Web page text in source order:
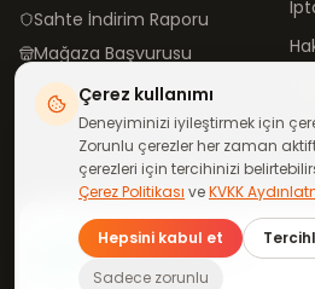
Sahte İndirim Raporu
Mağaza Başvurusu
©2026neindirimde.com ·
Tüm mağazalar
Çerez kullanımı
Deneyiminizi iyileştirmek için
Zorunlu çerezler her zaman
çerezleri için tercihinizi
Çerez Politikası veKVKK
Hepsini kabul et
Sadece zorunlu
Günün fırsatları
telefonuna gelsin
WhatsApp kanalımıza ücretsiz